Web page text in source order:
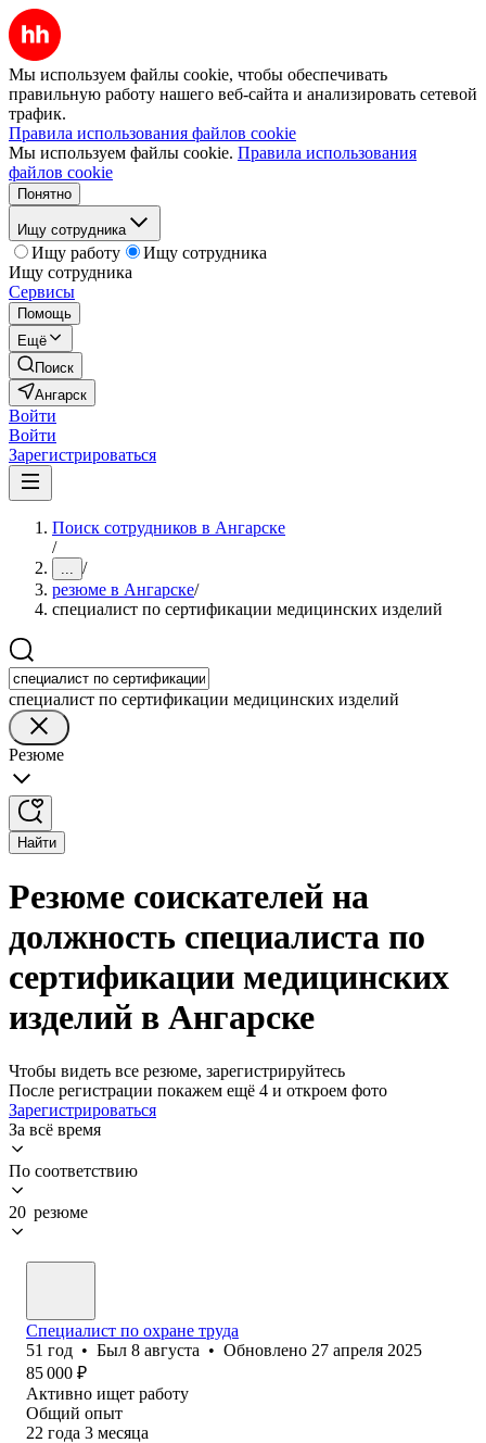
Мы используем файлы cookie, чтобы обеспечивать
правильную работу нашего веб-сайта и анализировать сетевой
трафик.
Правила использования файлов cookie
Мы используем файлы cookie. Правила использования
файлов cookie
Понятно
Ищу сотрудника
Ищу работу
Ищу сотрудника
Ищу сотрудника
Сервисы
Помощь
Ещё
Поиск
Ангарск
Войти
Войти
Зарегистрироваться
Поиск сотрудников в Ангарске
/
... /
резюме в Ангарске/
специалист по сертификации медицинских изделий
специалист по сертификации медицинских изделий
Резюме
Найти
Резюме соискателей на
должность специалиста по
сертификации медицинских
изделий в Ангарске
Чтобы видеть все резюме, зарегистрируйтесь
После регистрации покажем ещё 4 и откроем фото
Зарегистрироваться
За всё время
По соответствию
20 резюме
Специалист по охране труда
51 год • Был 8 августа • Обновлено 27 апреля 2025
85 000 ₽
Активно ищет работу
Общий опыт
22 года 3 месяца